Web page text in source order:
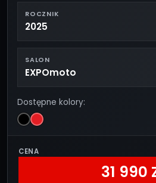
ROCZNIK
2025
SALON
EXPOmoto
Dostępne kolory:
CENA
31 990